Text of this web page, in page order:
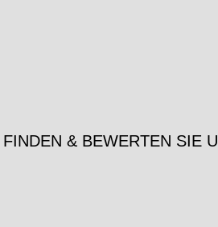
FINDEN & BEWERTEN SIE